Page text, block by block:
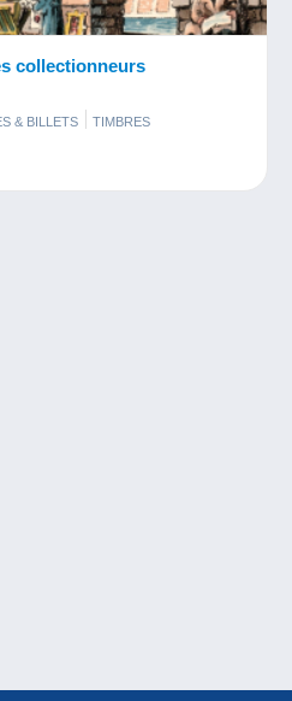
collectionneurs
& BILLETS TIMBRES